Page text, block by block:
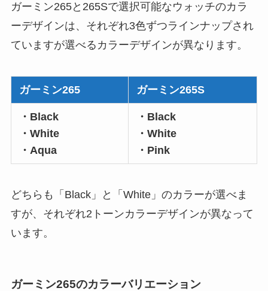
ガーミン265と265Sで選択可能なウォッチのカラ
ーデザインは、それぞれ3色ずつラインナップされ
ていますが選べるカラーデザインが異なります。
ガーミン265 ガーミン265S
・Black
・White
・Aqua
・Black
・White
・Pink
どちらも「Black」と「White」のカラーが選べま
すが、それぞれ2トーンカラーデザインが異なって
います。
ガーミン265のカラーバリエーション